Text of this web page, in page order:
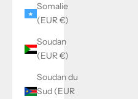
Somalie
(EUR €)
Soudan
(EUR €)
Soudan du
Sud (EUR